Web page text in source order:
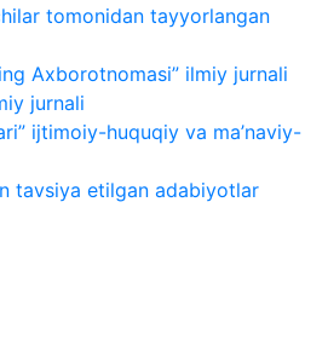
tomonidan tayyorlangan
Axborotnomasi” ilmiy jurnali
jurnali
ijtimoiy-huquqiy va ma’naviy-
tavsiya etilgan adabiyotlar